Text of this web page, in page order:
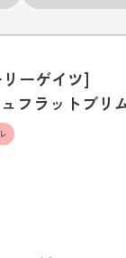
ーゲイツ]
フラットブリ